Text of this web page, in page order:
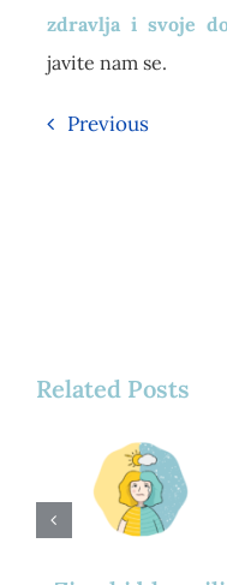
zdravlja i svoje
javite nam se.
Previous
Related Posts